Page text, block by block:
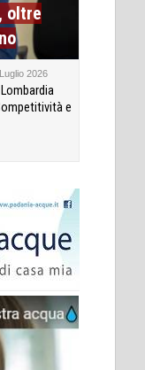
oltre
2026
e